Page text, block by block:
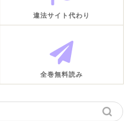
違法サイト代わり
全巻無料読み